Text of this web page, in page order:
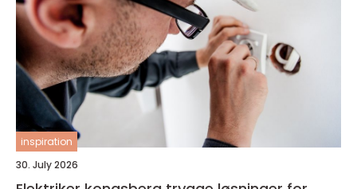
inspiration
30. July 2026